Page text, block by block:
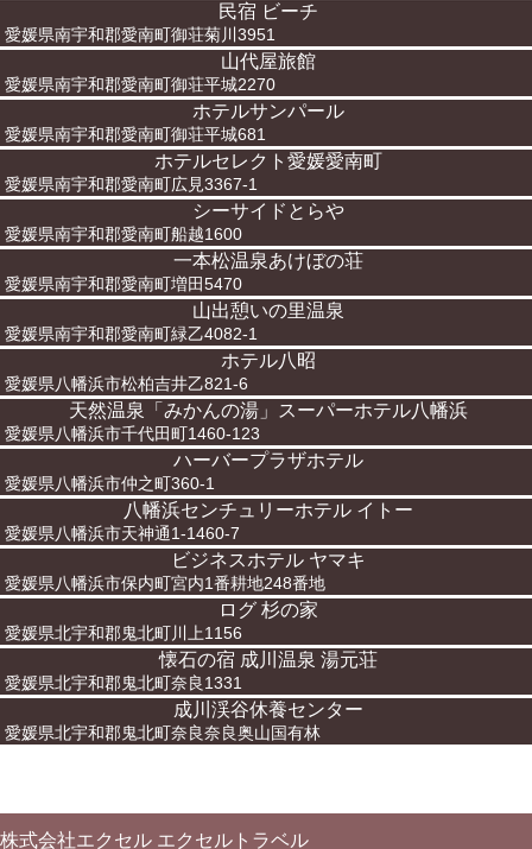
民宿 ビーチ
愛媛県南宇和郡愛南町御荘菊川3951
山代屋旅館
愛媛県南宇和郡愛南町御荘平城2270
ホテルサンパール
愛媛県南宇和郡愛南町御荘平城681
ホテルセレクト愛媛愛南町
愛媛県南宇和郡愛南町広見3367-1
シーサイドとらや
愛媛県南宇和郡愛南町船越1600
一本松温泉あけぼの荘
愛媛県南宇和郡愛南町増田5470
山出憩いの里温泉
愛媛県南宇和郡愛南町緑乙4082-1
ホテル八昭
愛媛県八幡浜市松柏吉井乙821-6
天然温泉「みかんの湯」スーパーホテル八幡浜
愛媛県八幡浜市千代田町1460-123
ハーバープラザホテル
愛媛県八幡浜市仲之町360-1
八幡浜センチュリーホテル イトー
愛媛県八幡浜市天神通1-1460-7
ビジネスホテル ヤマキ
愛媛県八幡浜市保内町宮内1番耕地248番地
ログ 杉の家
愛媛県北宇和郡鬼北町川上1156
懐石の宿 成川温泉 湯元荘
愛媛県北宇和郡鬼北町奈良1331
成川渓谷休養センター
愛媛県北宇和郡鬼北町奈良奈良奥山国有林
株式会社エクセル エクセルトラベル